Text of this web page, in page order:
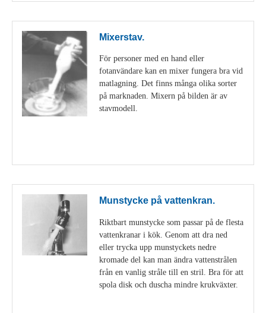
Mixerstav.
För personer med en hand eller
fotanvändare kan en mixer fungera bra vid
matlagning. Det finns många olika sorter
på marknaden. Mixern på bilden är av
stavmodell.
Munstycke på vattenkran.
Riktbart munstycke som passar på de flesta
vattenkranar i kök. Genom att dra ned
eller trycka upp munstyckets nedre
kromade del kan man ändra vattenstrålen
från en vanlig stråle till en stril. Bra för att
spola disk och duscha mindre krukväxter.